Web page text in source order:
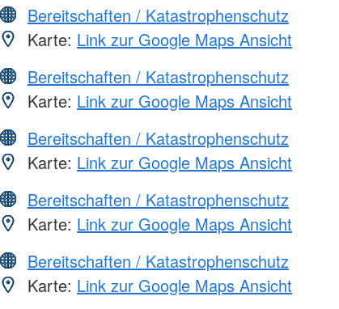
Bereitschaften / Katastrophenschutz
Karte: Link zur Google Maps Ansicht
Bereitschaften / Katastrophenschutz
Karte: Link zur Google Maps Ansicht
Bereitschaften / Katastrophenschutz
Karte: Link zur Google Maps Ansicht
Bereitschaften / Katastrophenschutz
Karte: Link zur Google Maps Ansicht
Bereitschaften / Katastrophenschutz
Karte: Link zur Google Maps Ansicht